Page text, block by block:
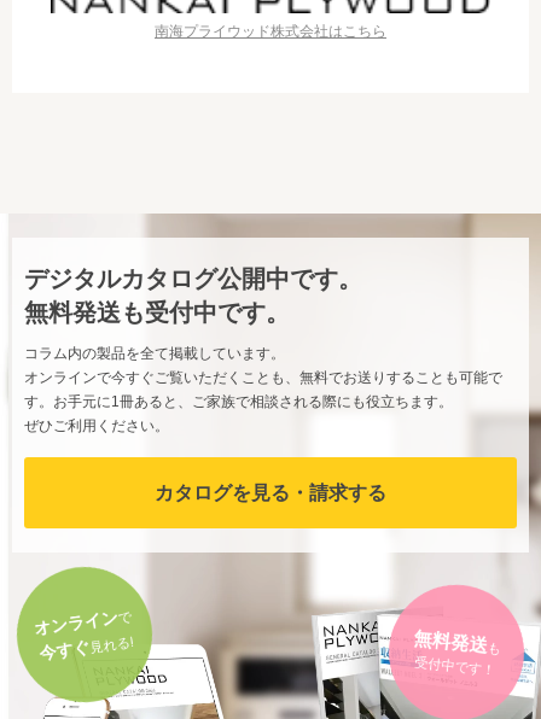
南海プライウッド株式会社はこちら
デジタルカタログ公開中です。
無料発送も受付中です。
コラム内の製品を全て掲載しています。
オンラインで今すぐご覧いただくことも、無料でお送りすることも可能で
す。お手元に1冊あると、ご家族で相談される際にも役立ちます。
ぜひご利用ください。
カタログを見る・請求する
オンラインで
今すぐ見れる! 無料発送
受付中です！